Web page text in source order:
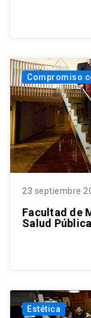
Compromiso
23 septiembre
Facultad de
Salud Pública
Estética